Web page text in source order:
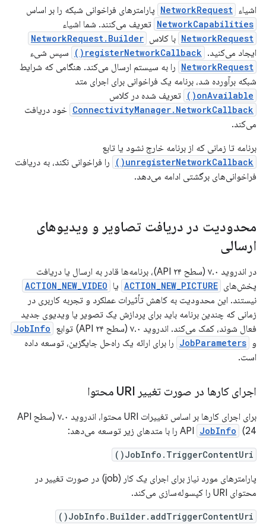
اشیاء NetworkRequest پارامترهای فراخوانی شبکه را بر اساس
NetworkCapabilities تعریف می‌کنند. شما اشیاء
NetworkRequest با کلاس NetworkRequest.Builder
ایجاد می‌کنید. registerNetworkCallback() سپس شیء
NetworkRequest را به سیستم ارسال می‌کند. هنگامی که شرایط
شبکه برآورده شد، برنامه یک فراخوانی برای اجرای متد
onAvailable() تعریف شده در کلاس
ConnectivityManager.NetworkCallback خود دریافت
می‌کند.
برنامه تا زمانی که از برنامه خارج نشود یا تابع
unregisterNetworkCallback()
را فراخوانی نکند، به دریافت
فراخوانی‌های برگشتی ادامه می‌دهد.
محدودیت در دریافت تصاویر و ویدیوهای
ارسالی
در اندروید ۷.۰ (سطح API ۲۴)، برنامه‌ها قادر به ارسال یا دریافت
پخش‌های ACTION_NEW_PICTURE یا ACTION_NEW_VIDEO
نیستند. این محدودیت به کاهش تأثیرات عملکرد و تجربه کاربری در
زمانی که چندین برنامه باید برای پردازش یک تصویر یا ویدیوی جدید
فعال شوند، کمک می‌کند. اندروید ۷.۰ (سطح API ۲۴) توابع
JobInfo
و JobParameters را برای ارائه یک راه‌حل جایگزین، توسعه داده
است.
اجرای کارها در صورت تغییر URI محتوا
برای اجرای کارها بر اساس تغییرات URI محتوا، اندروید ۷.۰ (سطح API
24) API
JobInfo را با متدهای زیر توسعه می‌دهد:
JobInfo.TriggerContentUri()
پارامترهای مورد نیاز برای اجرای یک کار (job) در صورت تغییر در
محتوای URI را کپسوله‌سازی می‌کند.
JobInfo.Builder.addTriggerContentUri()